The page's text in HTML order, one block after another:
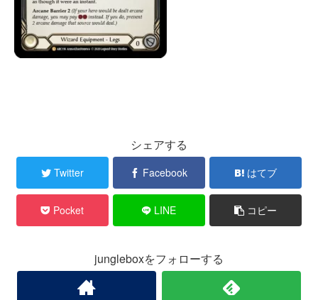
シェアする
Twitter Facebook はてブ
Pocket LINE コピー
jungleboxをフォローする